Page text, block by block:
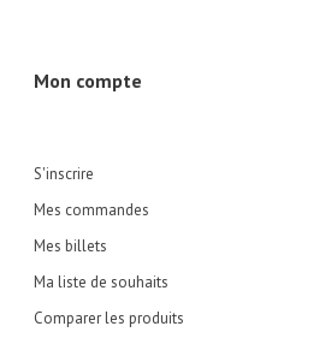
Mon compte
S'inscrire
Mes commandes
Mes billets
Ma liste de souhaits
Comparer les produits